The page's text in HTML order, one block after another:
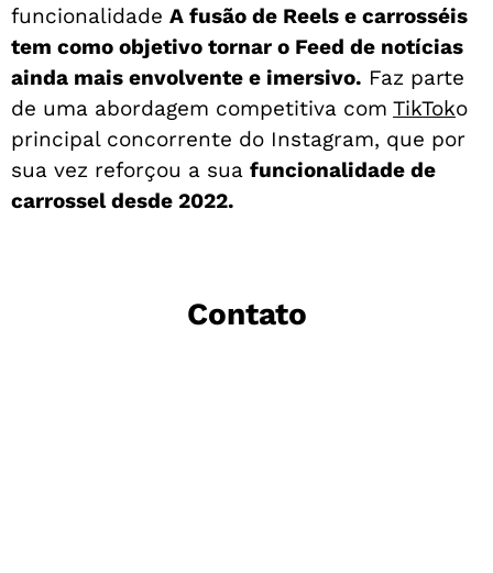
funcionalidade A fusão de Reels e carrosséis
tem como objetivo tornar o Feed de notícias
ainda mais envolvente e imersivo. Faz parte
de uma abordagem competitiva com TikToko
principal concorrente do Instagram, que por
sua vez reforçou a sua funcionalidade de
carrossel desde 2022.
Contato